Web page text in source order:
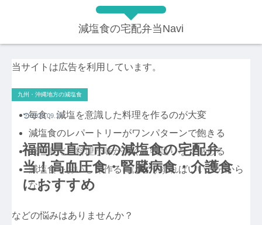
減塩食の宅配弁当Navi
当サイトは広告を利用しています。
福岡県直方市の減塩食の宅配弁
当！高血圧食・腎臓病食・介護食
におすすめ
九州・沖縄地方の減塩食
2023.09.12
毎食、減塩を意識した料理を作るのが大変
減塩食のレパートリーがワンパターンで飽きる
減塩食だと料理が味が薄くて物足りなく感じる
減塩食をおいしく作るにはどうすればいいか分から
ない
などの悩みはありませんか？